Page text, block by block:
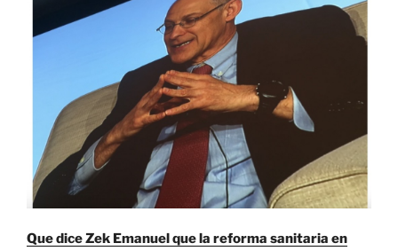
Que dice Zek Emanuel que la reforma sanitaria en